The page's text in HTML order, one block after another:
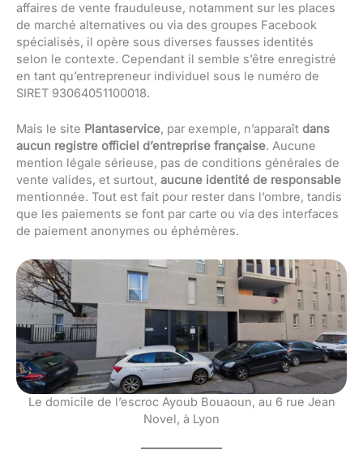
affaires de vente frauduleuse, notamment sur les places
de marché alternatives ou via des groupes Facebook
spécialisés, il opère sous diverses fausses identités
selon le contexte. Cependant il semble s’être enregistré
en tant qu’entrepreneur individuel sous le numéro de
SIRET 93064051100018.
Mais le site Plantaservice, par exemple, n’apparaît dans
aucun registre officiel d’entreprise française. Aucune
mention légale sérieuse, pas de conditions générales de
vente valides, et surtout, aucune identité de responsable
mentionnée. Tout est fait pour rester dans l’ombre, tandis
que les paiements se font par carte ou via des interfaces
de paiement anonymes ou éphémères.
Le domicile de l’escroc Ayoub Bouaoun, au 6 rue Jean
Novel, à Lyon